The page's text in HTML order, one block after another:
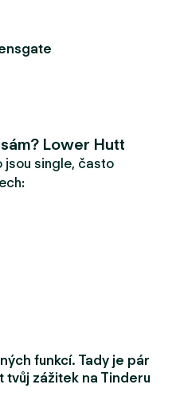
Lower Hutt
jsou single, často
funkcí. Tady je pár
tvůj zážitek na Tinderu